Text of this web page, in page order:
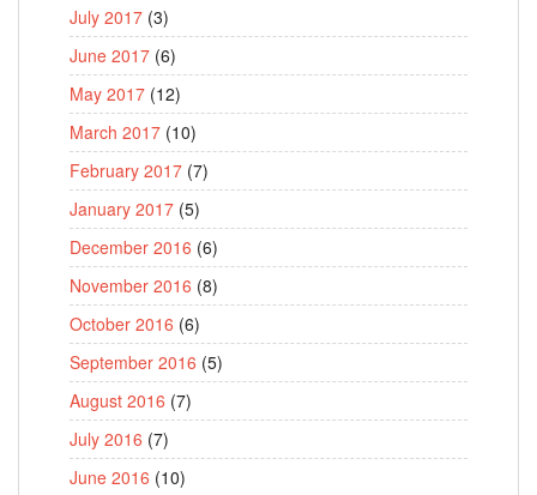
July 2017 (3)
June 2017 (6)
May 2017 (12)
March 2017 (10)
February 2017 (7)
January 2017 (5)
December 2016 (6)
November 2016 (8)
October 2016 (6)
September 2016 (5)
August 2016 (7)
July 2016 (7)
June 2016 (10)